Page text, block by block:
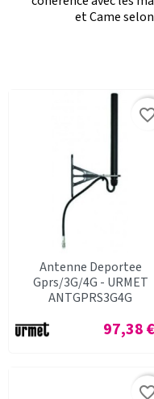
et Came
Antenne Deportee
Gprs/3G/4G - URMET
ANTGPRS3G4G
Prix
97,38 €